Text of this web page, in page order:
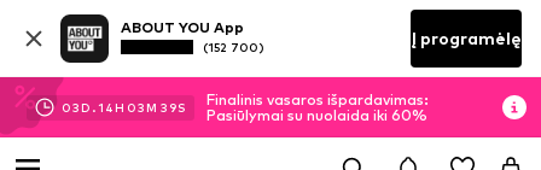
ABOUT YOU App
(152 700) Į programėlę
03D.14H 03M 37S
Finalinis vasaros išpardavimas:
Pasiūlymai su nuolaida iki 60%